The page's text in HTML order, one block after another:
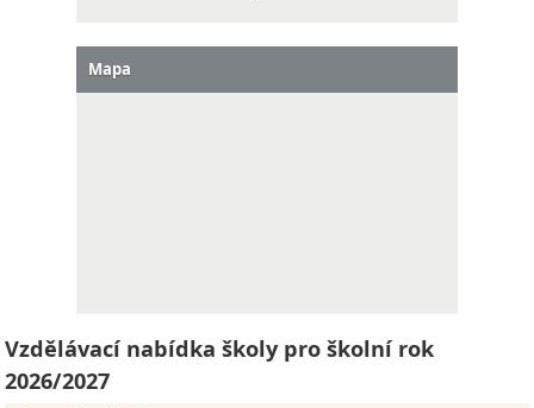
Mapa
Vzdělávací nabídka školy pro školní rok
2026/2027